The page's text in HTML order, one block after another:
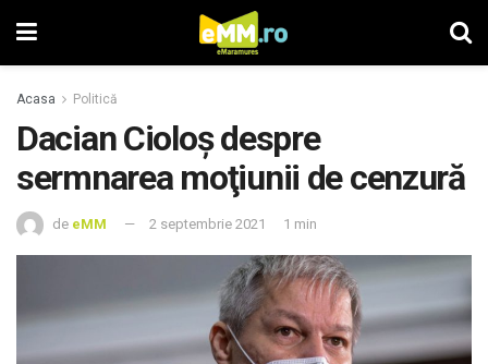
Acasa Politică
Dacian Cioloş despre
sermnarea moţiunii de cenzură
de eMM 2 septembrie 2021 1 min